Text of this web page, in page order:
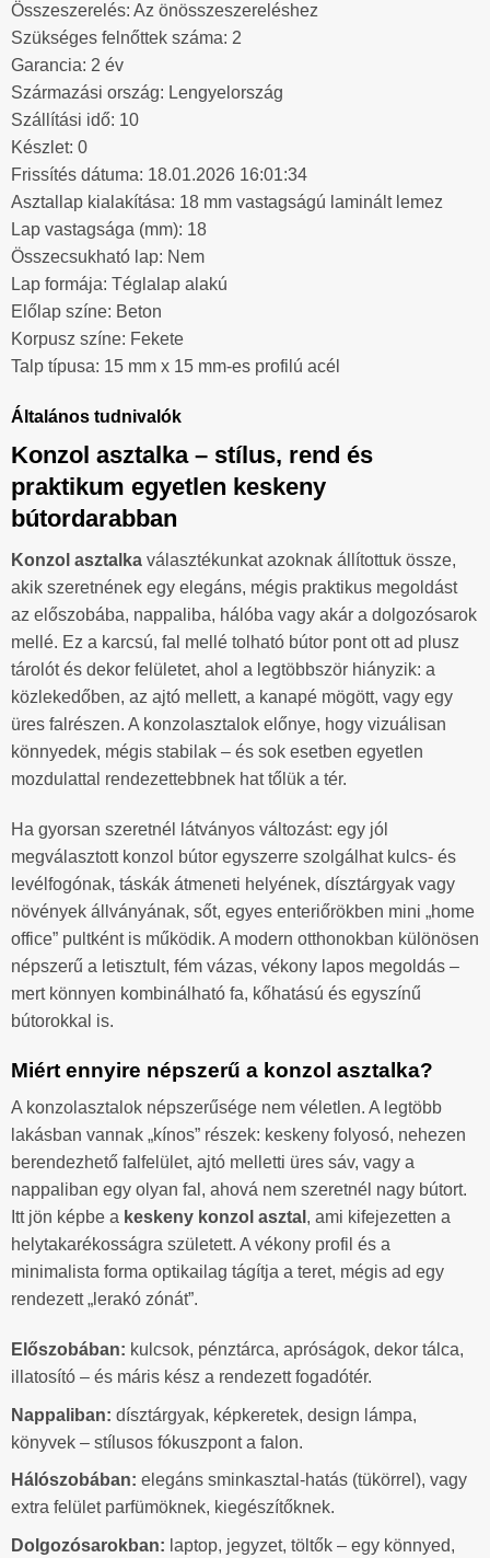
Összeszerelés: Az önösszeszereléshez
Szükséges felnőttek száma: 2
Garancia: 2 év
Származási ország: Lengyelország
Szállítási idő: 10
Készlet: 0
Frissítés dátuma: 18.01.2026 16:01:34
Asztallap kialakítása: 18 mm vastagságú laminált lemez
Lap vastagsága (mm): 18
Összecsukható lap: Nem
Lap formája: Téglalap alakú
Előlap színe: Beton
Korpusz színe: Fekete
Talp típusa: 15 mm x 15 mm-es profilú acél
Általános tudnivalók
Konzol asztalka – stílus, rend és
praktikum egyetlen keskeny
bútordarabban
Konzol asztalka választékunkat azoknak állítottuk össze,
akik szeretnének egy elegáns, mégis praktikus megoldást
az előszobába, nappaliba, hálóba vagy akár a dolgozósarok
mellé. Ez a karcsú, fal mellé tolható bútor pont ott ad plusz
tárolót és dekor felületet, ahol a legtöbbször hiányzik: a
közlekedőben, az ajtó mellett, a kanapé mögött, vagy egy
üres falrészen. A konzolasztalok előnye, hogy vizuálisan
könnyedek, mégis stabilak – és sok esetben egyetlen
mozdulattal rendezettebbnek hat tőlük a tér.
Ha gyorsan szeretnél látványos változást: egy jól
megválasztott konzol bútor egyszerre szolgálhat kulcs- és
levélfogónak, táskák átmeneti helyének, dísztárgyak vagy
növények állványának, sőt, egyes enteriőrökben mini „home
office” pultként is működik. A modern otthonokban különösen
népszerű a letisztult, fém vázas, vékony lapos megoldás –
mert könnyen kombinálható fa, kőhatású és egyszínű
bútorokkal is.
Miért ennyire népszerű a konzol asztalka?
A konzolasztalok népszerűsége nem véletlen. A legtöbb
lakásban vannak „kínos” részek: keskeny folyosó, nehezen
berendezhető falfelület, ajtó melletti üres sáv, vagy a
nappaliban egy olyan fal, ahová nem szeretnél nagy bútort.
Itt jön képbe a keskeny konzol asztal , ami kifejezetten a
helytakarékosságra született. A vékony profil és a
minimalista forma optikailag tágítja a teret, mégis ad egy
rendezett „lerakó zónát”.
Előszobában: kulcsok, pénztárca, apróságok, dekor tálca,
illatosító – és máris kész a rendezett fogadótér.
Nappaliban: dísztárgyak, képkeretek, design lámpa,
könyvek – stílusos fókuszpont a falon.
Hálószobában: elegáns sminkasztal-hatás (tükörrel), vagy
extra felület parfümöknek, kiegészítőknek.
Dolgozósarokban: laptop, jegyzet, töltők – egy könnyed,